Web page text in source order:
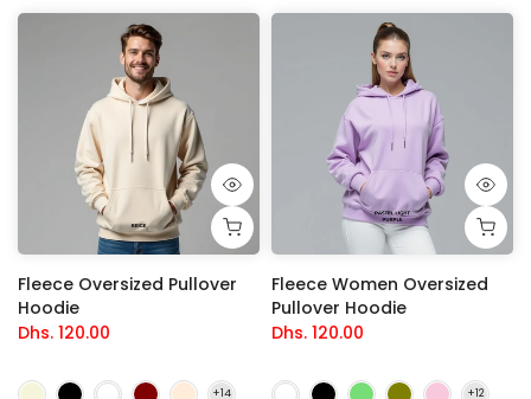
Fleece Oversized Pullover
Hoodie
Dhs. 120.00
Fleece Women Oversized
Pullover Hoodie
Dhs. 120.00